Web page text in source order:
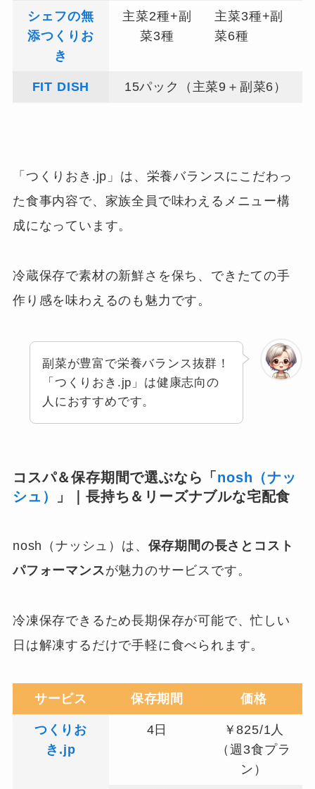
シェフの無
添つくりお
き
主菜2種+副
菜3種
主菜3種+副
菜6種
FIT DISH 15パック（主菜9＋副菜6）
「つくりおき.jp」は、栄養バランスにこだわっ
た食事内容で、家族全員で味わえるメニュー構
成になっています。
冷蔵保存で素材の新鮮さを保ち、できたての手
作り感を味わえるのも魅力です。
副菜が豊富で栄養バランス抜群！
「つくりおき.jp」は健康志向の
人におすすめです。
コスパ＆保存期間で選ぶなら「 nosh（ナッ
シュ）
」｜長持ち＆リーズナブルな宅配食
nosh（ナッシュ）は、 保存期間の長さとコスト
パフォーマンスが魅力のサービスです。
冷凍保存できるため長期保存が可能で、忙しい
日は解凍するだけで手軽に食べられます。
サービス 保存期間 価格
つくりお
き.jp
4日
￥825/1人
（週3食プラ
ン）